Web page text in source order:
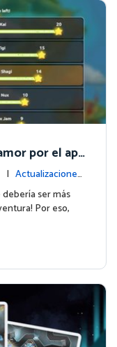
por el apr
amistos
| Actualizaciones
ser más
Por eso,